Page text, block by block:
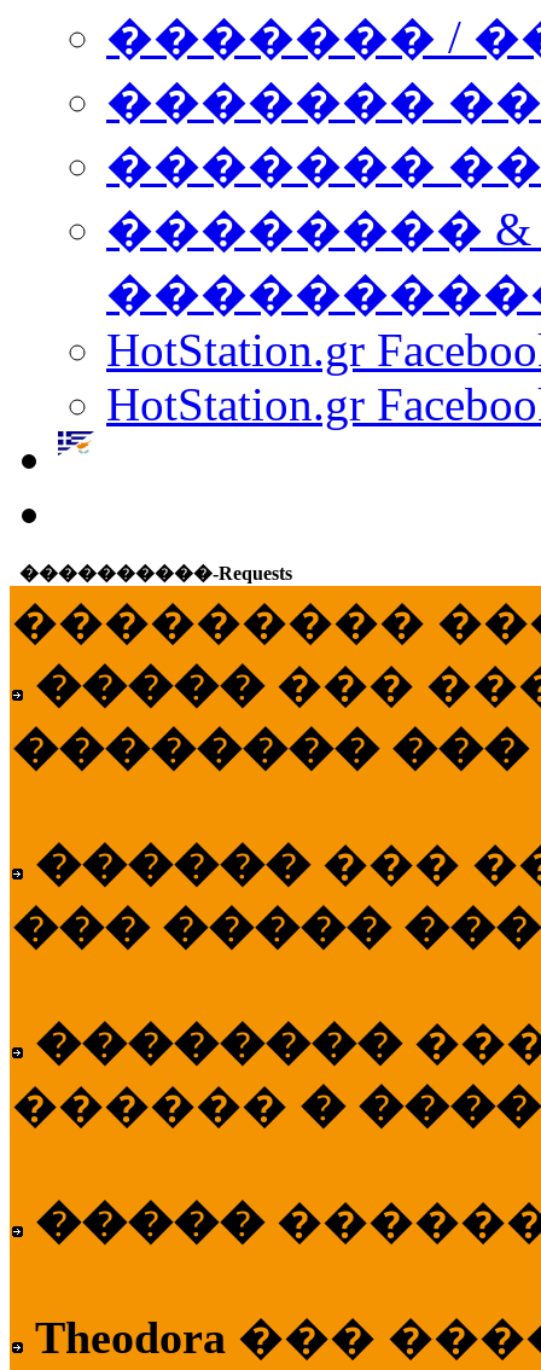
������� /
�������
������� ���
��������
HotStation.gr
HotStation.gr
����������-Requests
���������
����� ���
�������� ���
������ ���
��� �����
��������
������ �
�����
Theodora ���